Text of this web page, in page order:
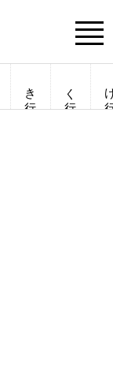
Menu
き行 く行